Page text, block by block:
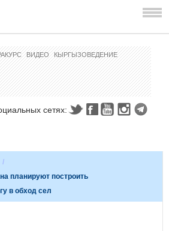
ВИДЕО КЫРГЫЗОВЕДЕНИЕ
сетях:
/
планируют построить
в обход сел